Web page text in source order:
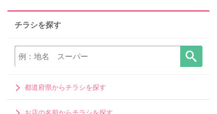
チラシを探す
都道府県からチラシを探す
お店の名前からチラシを探す